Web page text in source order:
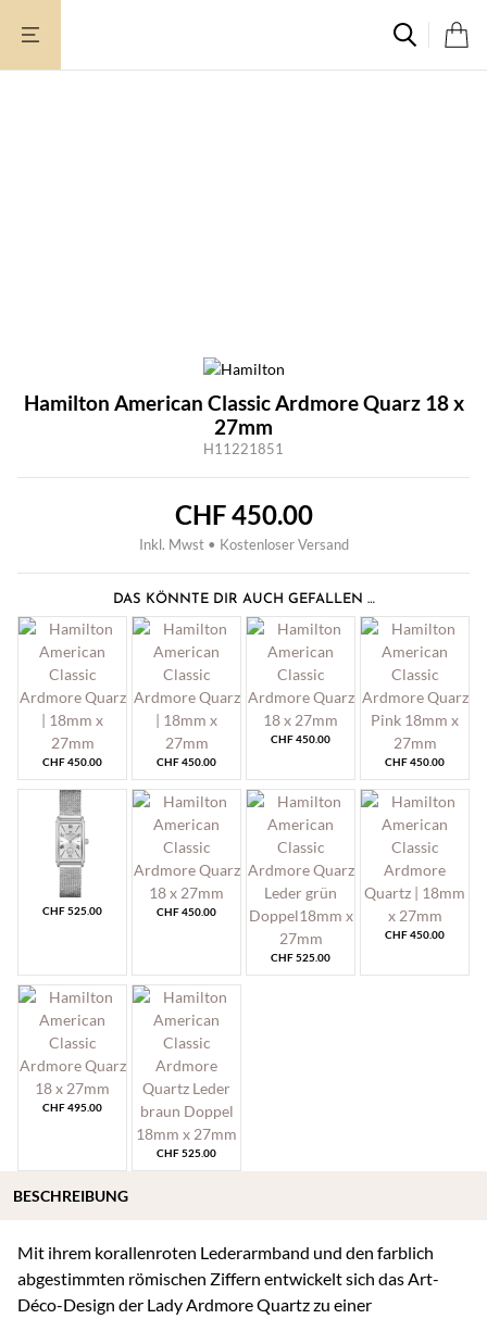
Inhalt
Hamilton American Classic Ardmore Quarz 18 x
27mm
H11221851
CHF450.00
Inkl. Mwst • Kostenloser Versand
DAS KÖNNTE DIR AUCH GEFALLEN …
CHF450.00 CHF450.00
CHF450.00
CHF450.00
CHF525.00 CHF450.00
CHF525.00
CHF450.00
CHF495.00
CHF525.00
Mit ihrem korallenroten Lederarmband und den farblich
abgestimmten römischen Ziffern entwickelt sich das Art-
Déco-Design der Lady Ardmore Quartz zu einer
BESCHREIBUNG